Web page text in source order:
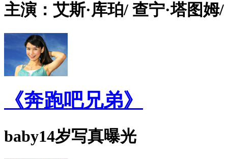
主演：艾斯·库珀/ 查宁·塔图姆/
《奔跑吧兄弟》
baby14岁写真曝光